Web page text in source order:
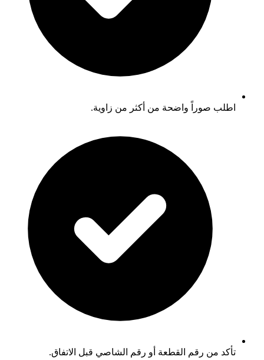
اطلب صوراً واضحة من أكثر من زاوية.
تأكد من رقم القطعة أو رقم الشاصي قبل الاتفاق.